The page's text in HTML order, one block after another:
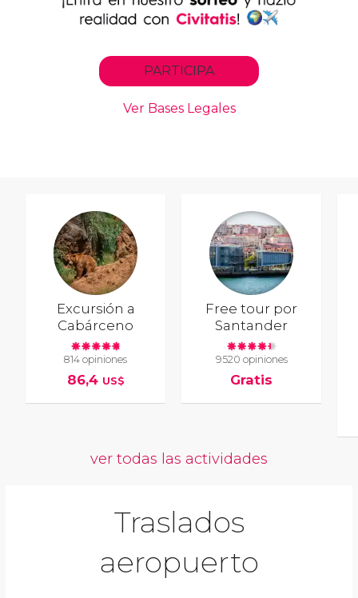
Excursión a
Cabárceno
814 opiniones
86,4 US$
Free tour por
Santander
9520 opiniones
Gratis
ver todas las actividades
Traslados
aeropuerto